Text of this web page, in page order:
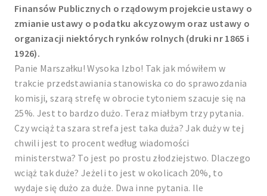
Finansów Publicznych o rządowym projekcie ustawy o
zmianie ustawy o podatku akcyzowym oraz ustawy o
organizacji niektórych rynków rolnych (druki nr 1865 i
1926).
Panie Marszałku! Wysoka Izbo! Tak jak mówiłem w
trakcie przedstawiania stanowiska co do sprawozdania
komisji, szarą strefę w obrocie tytoniem szacuje się na
25%. Jest to bardzo dużo. Teraz miałbym trzy pytania.
Czy wciąż ta szara strefa jest taka duża? Jak duży w tej
chwili jest to procent według wiadomości
ministerstwa? To jest po prostu złodziejstwo. Dlaczego
wciąż tak duże? Jeżeli to jest w okolicach 20%, to
wydaje się dużo za duże. Dwa inne pytania. Ile